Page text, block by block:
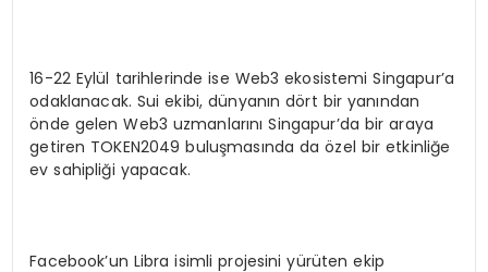
16-22 Eylül tarihlerinde ise Web3 ekosistemi Singapur’a
odaklanacak. Sui ekibi, dünyanın dört bir yanından
önde gelen Web3 uzmanlarını Singapur’da bir araya
getiren TOKEN2049 buluşmasında da özel bir etkinliğe
ev sahipliği yapacak.
Facebook’un Libra isimli projesini yürüten ekip